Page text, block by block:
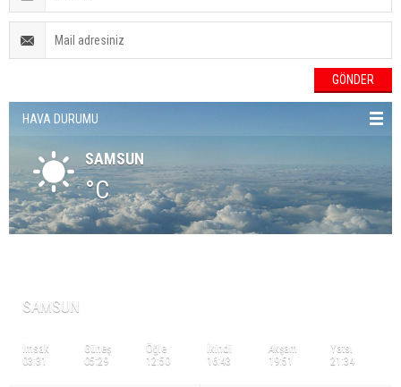
HAVA DURUMU
SAMSUN
°C
SAMSUN
İmsak
03:31
Güneş
05:29
Öğle
12:50
İkindi
16:43
Akşam
19:51
Yatsı
21:34